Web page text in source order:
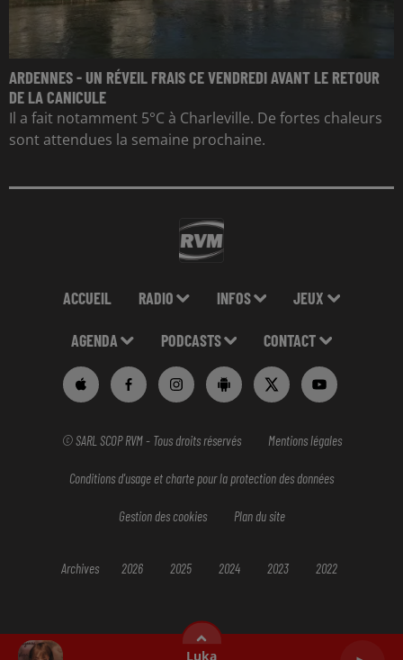
Luka
ARDENNES - UN RÉVEIL FRAIS CE VENDREDI AVANT LE RETOUR
DE LA CANICULE
Il a fait notamment 5°C à Charleville. De fortes chaleurs
sont attendues la semaine prochaine.
ACCUEIL RADIO INFOS JEUX
AGENDA PODCASTS CONTACT
© SARL SCOP RVM - Tous droits réservés Mentions légales
Conditions d'usage et charte pour la protection des données
Gestion des cookies Plan du site
Archives 2026 2025 2024 2023 2022